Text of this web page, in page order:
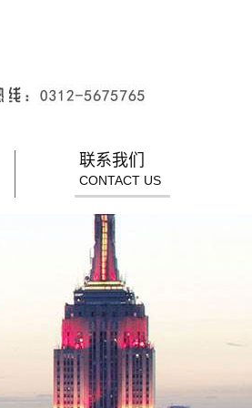
联系我们
CONTACT US